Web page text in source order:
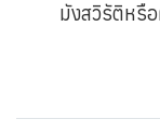
มังสวิรัติห